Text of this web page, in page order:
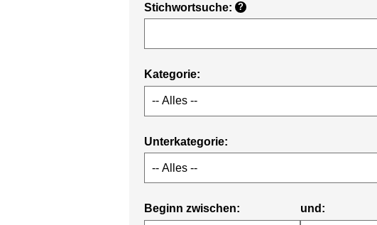
Stichwortsuche: ?
Kategorie:
Unterkategorie:
Beginn zwischen: und: